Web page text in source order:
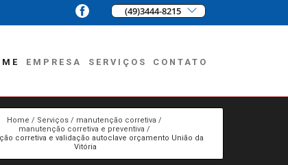
(49)3444-8215
EMPRESA SERVIÇOS CONTATO
Home Serviços
manutenção corretiva
manutenção corretiva e preventiva
corretiva e validação autoclave orçamento União da
Vitória